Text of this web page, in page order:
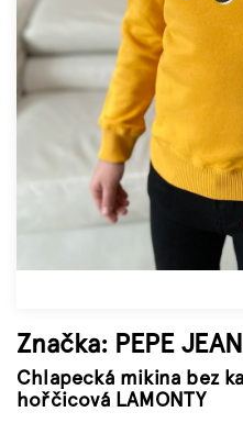
Značky
Měna
(CZK)
Značka: PEPE
Chlapecká mikina bez
hořčicová LAMONTY